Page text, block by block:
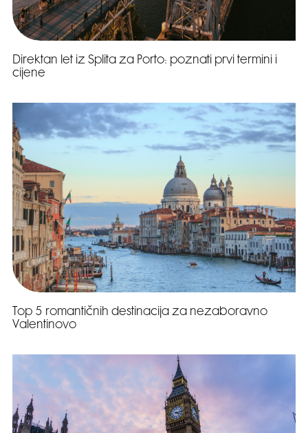
Direktan let iz Splita za Porto: poznati prvi termini i
cijene
Top 5 romantičnih destinacija za nezaboravno
Valentinovo